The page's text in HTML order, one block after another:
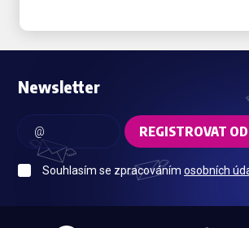
Newsletter
REGISTROVAT
Souhlasím se zpracováním osobních